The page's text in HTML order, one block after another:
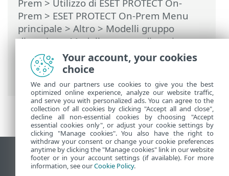
Prem > Utilizzo di ESET PROTECT On-
Prem > ESET PROTECT On-Prem Menu
principale > Altro > Modelli gruppo
dinamico>Modello gruppo dinamico -
esempi > Gruppo dinamico - non è stata
installata una versione specifica di un
software, ma esistono altre versioni
Visualizza sito desktop
End of Life
Your account, your cookies
choice
We and our partners use cookies to give you the best
optimized online experience, analyze our website traffic,
and serve you with personalized ads. You can agree to the
collection of all cookies by clicking "Accept all and close",
decline all non-essential cookies by choosing "Accept
essential cookies only", or adjust your cookie settings by
clicking "Manage cookies". You also have the right to
withdraw your consent or change your cookie preferences
anytime by clicking the "Manage cookies" link in our website
footer or in your account settings (if available). For more
information, see ourCookie Policy.